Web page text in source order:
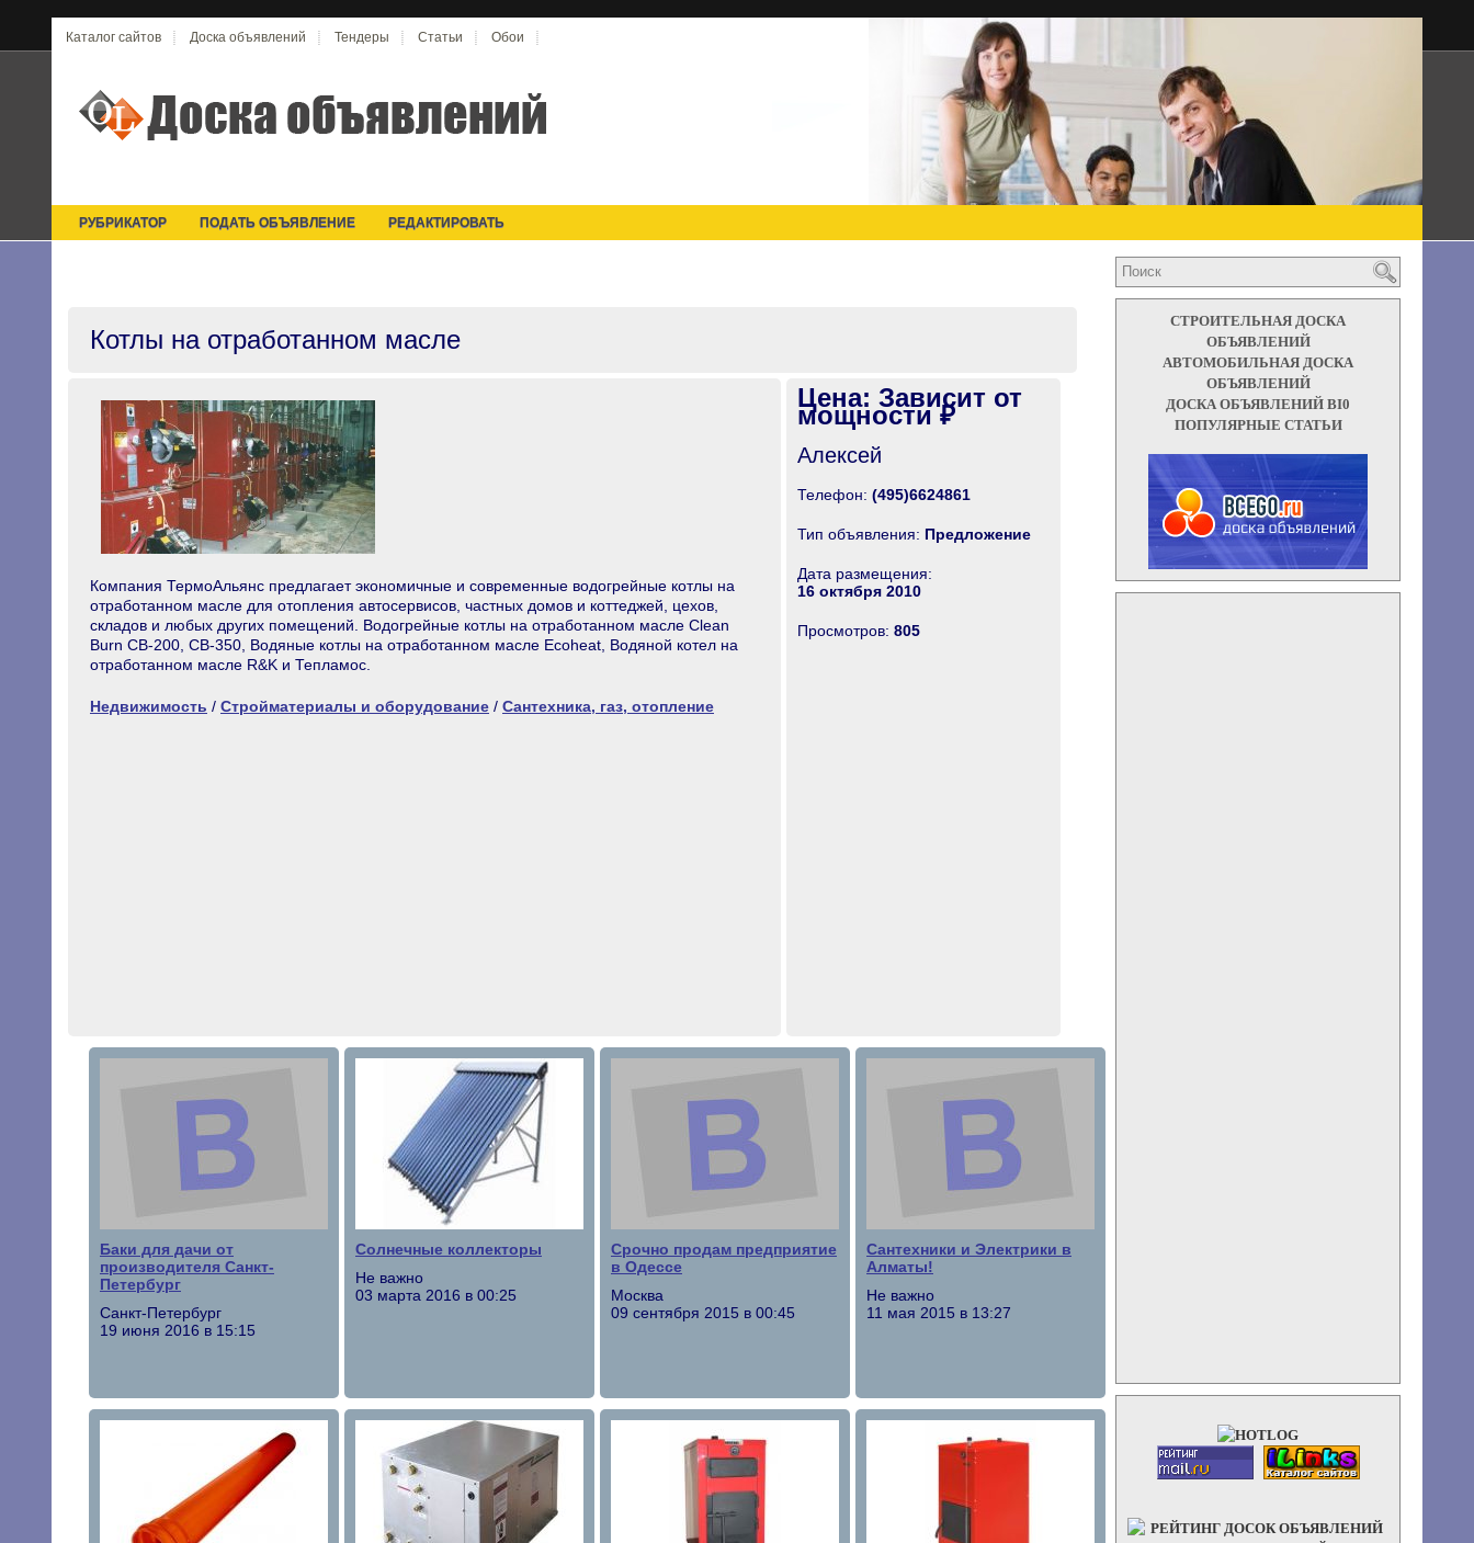
Каталог сайтов Доска объявлений Тендеры Статьи Обои
РУБРИКАТОР ПОДАТЬ ОБЪЯВЛЕНИЕ РЕДАКТИРОВАТЬ
Котлы на отработанном масле
Компания ТермоАльянс предлагает экономичные и современные водогрейные котлы на
отработанном масле для отопления автосервисов, частных домов и коттеджей, цехов,
складов и любых других помещений. Водогрейные котлы на отработанном масле Clean
Burn CB-200, CB-350, Водяные котлы на отработанном масле Ecoheat, Водяной котел на
отработанном масле R&K и Тепламос.
Недвижимость / Стройматериалы и оборудование / Сантехника, газ, отопление
Цена: Зависит от
мощности ₽
Алексей
Телефон: (495)6624861
Тип объявления: Предложение
Дата размещения:
16 октября 2010
Просмотров: 805
Баки для дачи от
производителя Санкт-
Петербург
Санкт-Петербург
19 июня 2016 в 15:15
Солнечные коллекторы
Не важно
03 марта 2016 в 00:25
Срочно продам предприятие
в Одессе
Москва
09 сентября 2015 в 00:45
Сантехники и Электрики в
Алматы!
Не важно
11 мая 2015 в 13:27
СТРОИТЕЛЬНАЯ ДОСКА
ОБЪЯВЛЕНИЙ
АВТОМОБИЛЬНАЯ ДОСКА
ОБЪЯВЛЕНИЙ
ДОСКА ОБЪЯВЛЕНИЙ BI0
ПОПУЛЯРНЫЕ СТАТЬИ